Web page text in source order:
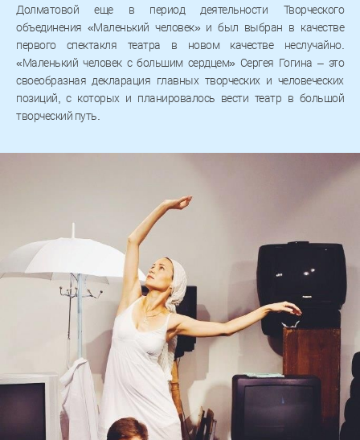
Долматовой еще в период деятельности Творческого
объединения «Маленький человек» и был выбран в качестве
первого спектакля театра в новом качестве неслучайно.
«Маленький человек с большим сердцем» Сергея Гогина – это
своеобразная декларация главных творческих и человеческих
позиций, с которых и планировалось вести театр в большой
творческий путь.